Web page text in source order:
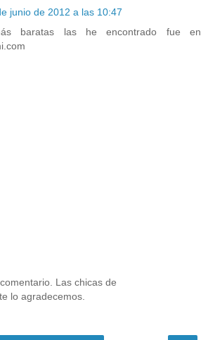
junio de 2012 a las 10:47
baratas las he encontrado fue en
Las chicas de
lo agradecemos.